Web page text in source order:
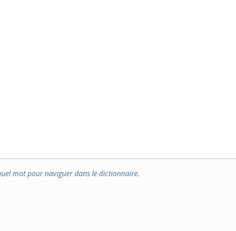
mot pour naviguer dans le dictionnaire.